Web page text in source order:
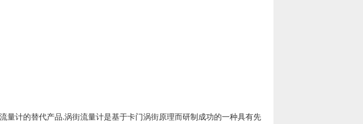
计的替代产品.涡街流量计是基于卡门涡街原理而研制成功的一种具有先